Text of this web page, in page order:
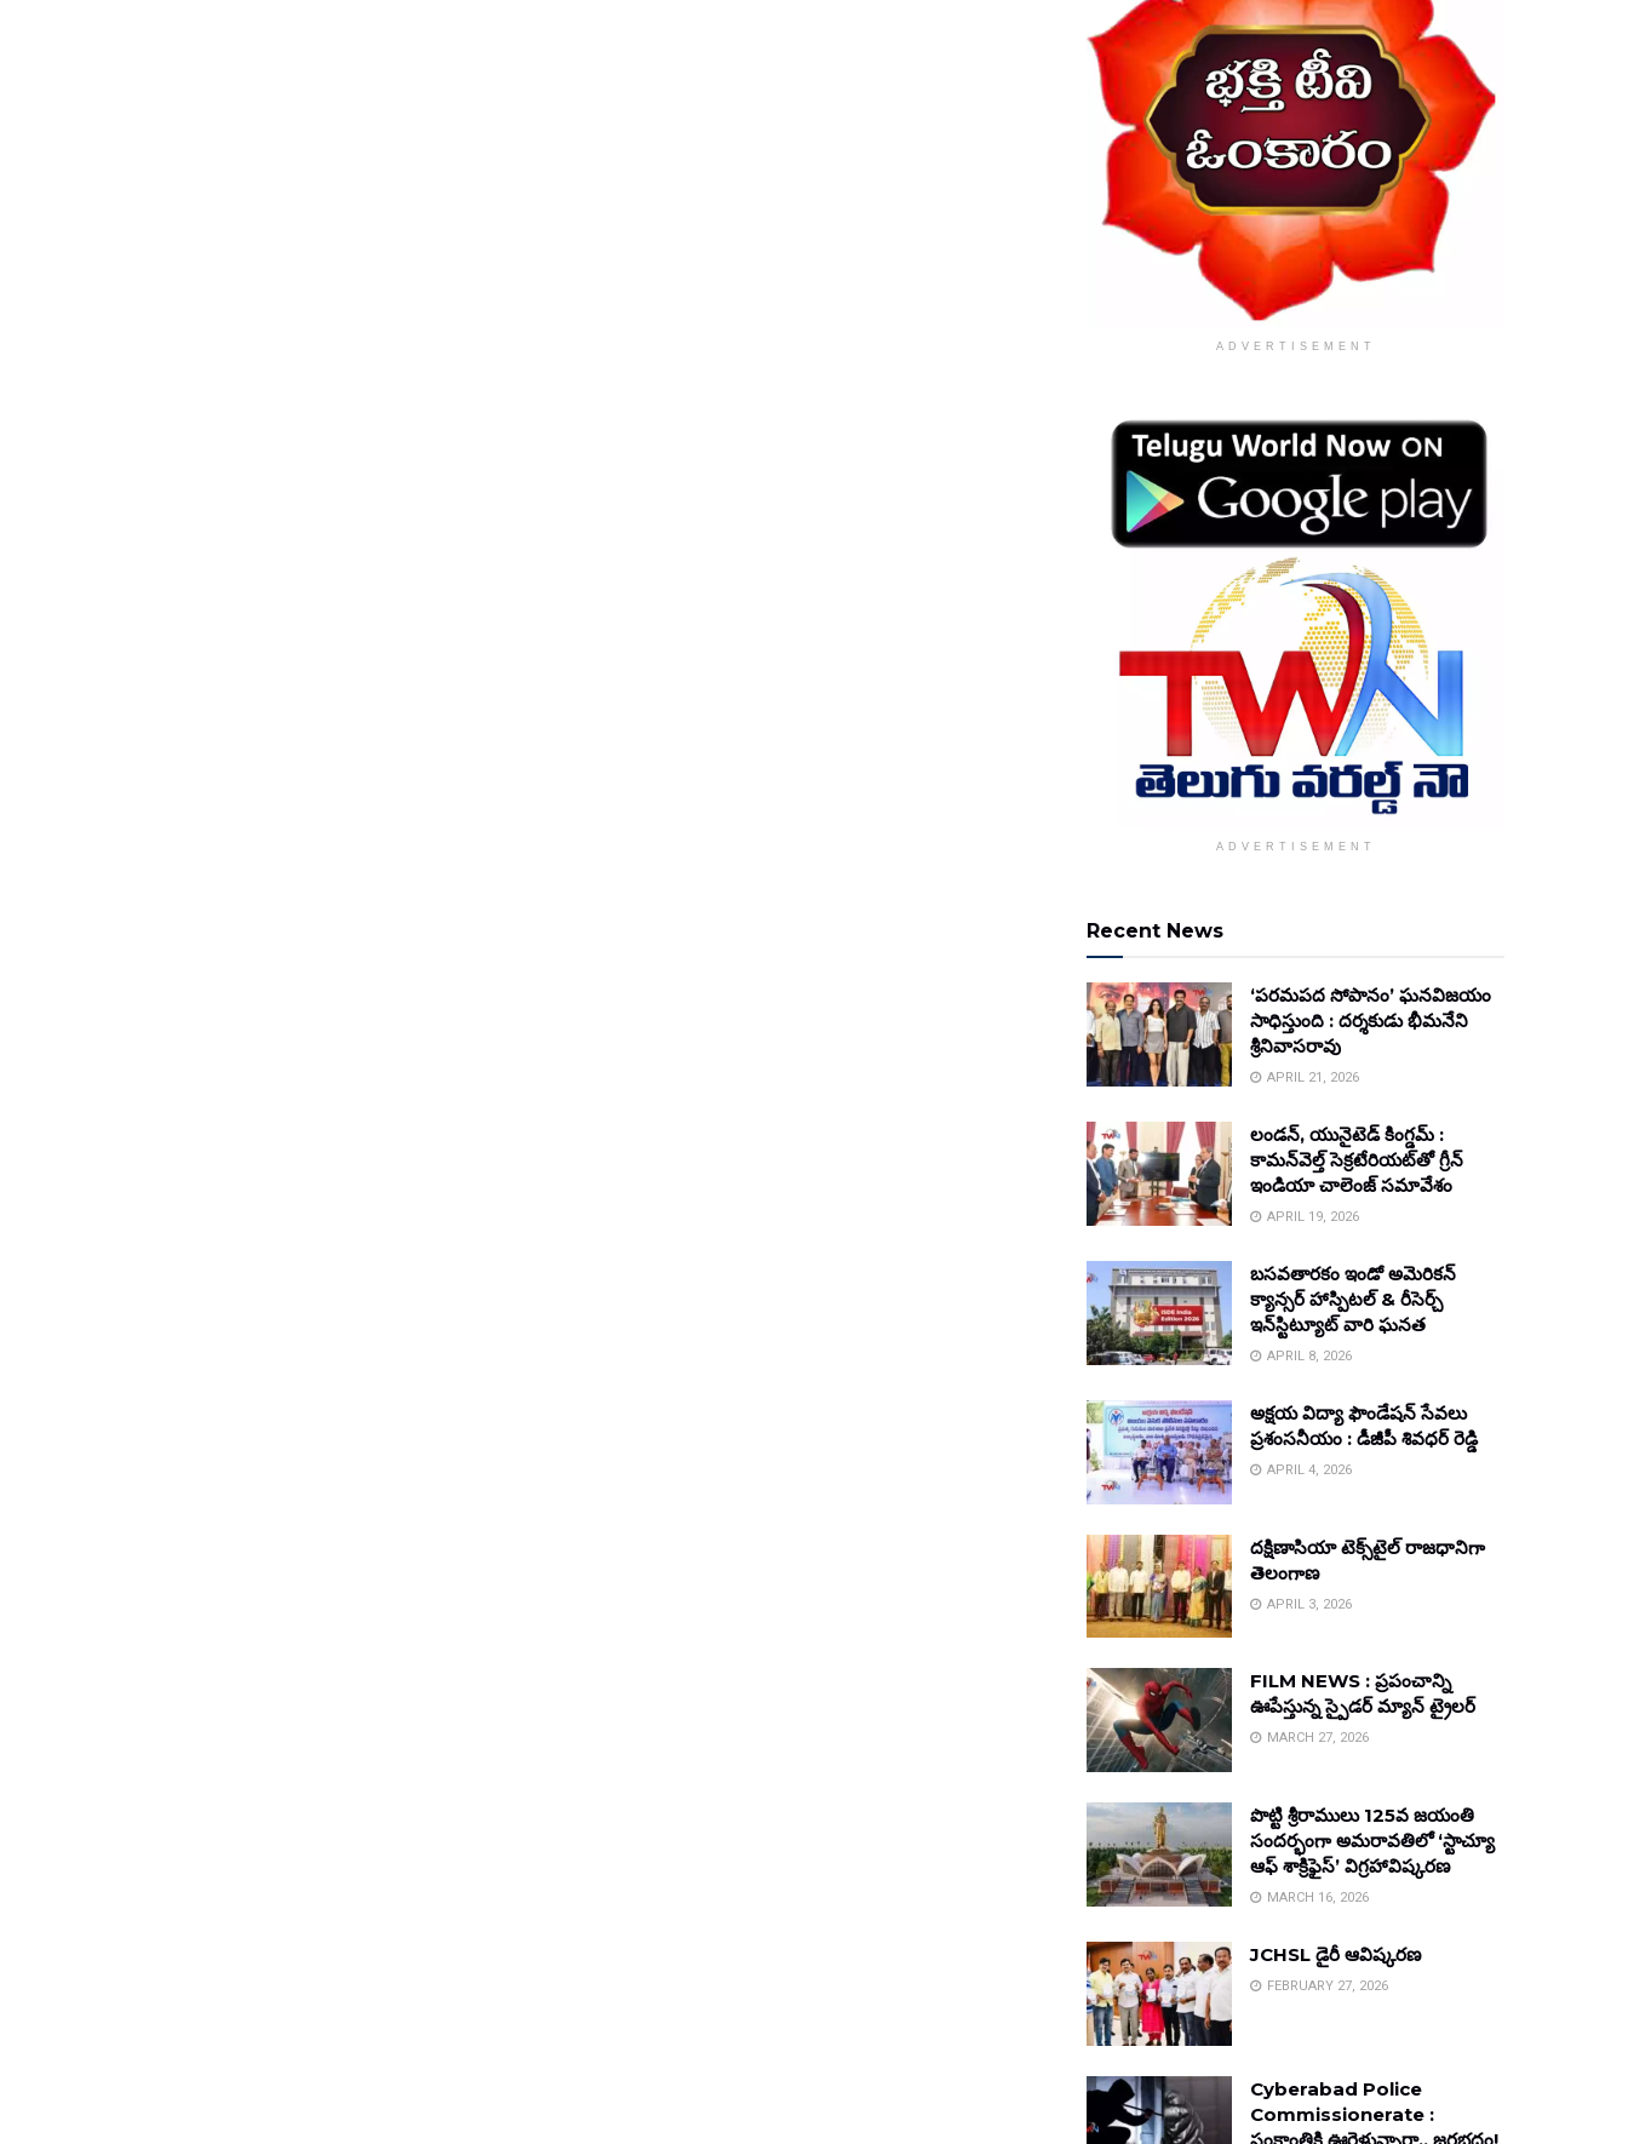
ADVERTISEMENT
ADVERTISEMENT
Recent News
‘పరమపద సోపానం’ ఘనవిజయం
సాధిస్తుంది : దర్శకుడు భీమనేని
శ్రీనివాసరావు
APRIL 21, 2026
లండన్, యునైటెడ్ కింగ్డమ్ :
కామన్‌వెల్త్ సెక్రటేరియట్‌తో గ్రీన్
ఇండియా చాలెంజ్ సమావేశం
APRIL 19, 2026
బసవతారకం ఇండో అమెరికన్
క్యాన్సర్ హాస్పిటల్ & రీసెర్చ్
ఇన్‌స్టిట్యూట్ వారి ఘనత
APRIL 8, 2026
అక్షయ విద్యా ఫౌండేషన్ సేవలు
ప్రశంసనీయం : డీజీపీ శివధర్ రెడ్డి
APRIL 4, 2026
దక్షిణాసియా టెక్స్‌టైల్ రాజధానిగా
తెలంగాణ
APRIL 3, 2026
FILM NEWS : ప్రపంచాన్ని
ఊపేస్తున్న స్పైడర్ మ్యాన్ ట్రైలర్
MARCH 27, 2026
పొట్టి శ్రీరాములు 125వ జయంతి
సందర్భంగా అమరావతిలో ‘స్టాచ్యూ
ఆఫ్ శాక్రిఫైస్’ విగ్రహావిష్కరణ
MARCH 16, 2026
JCHSL డైరీ ఆవిష్కరణ
FEBRUARY 27, 2026
Cyberabad Police
Commissionerate :